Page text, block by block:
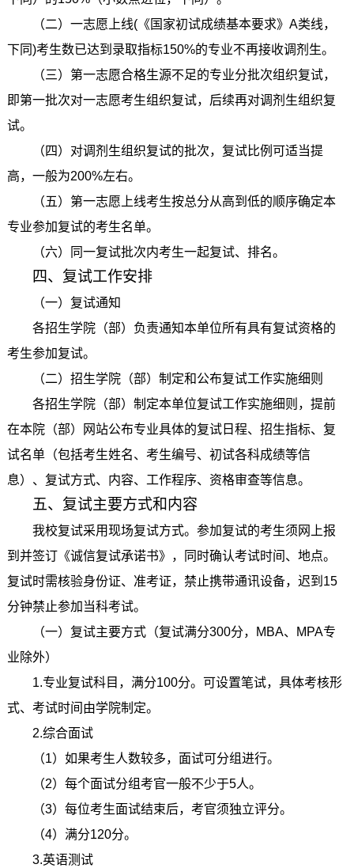
（二）一志愿上线(《国家初试成绩基本要求》A类线，
下同)考生数已达到录取指标150%的专业不再接收调剂生。
（三）第一志愿合格生源不足的专业分批次组织复试，
即第一批次对一志愿考生组织复试，后续再对调剂生组织复
试。
（四）对调剂生组织复试的批次，复试比例可适当提
高，一般为200%左右。
（五）第一志愿上线考生按总分从高到低的顺序确定本
专业参加复试的考生名单。
（六）同一复试批次内考生一起复试、排名。
四、复试工作安排
（一）复试通知
各招生学院（部）负责通知本单位所有具有复试资格的
考生参加复试。
（二）招生学院（部）制定和公布复试工作实施细则
各招生学院（部）制定本单位复试工作实施细则，提前
在本院（部）网站公布专业具体的复试日程、招生指标、复
试名单（包括考生姓名、考生编号、初试各科成绩等信
息）、复试方式、内容、工作程序、资格审查等信息。
五、复试主要方式和内容
我校复试采用现场复试方式。参加复试的考生须网上报
到并签订《诚信复试承诺书》，同时确认考试时间、地点。
复试时需核验身份证、准考证，禁止携带通讯设备，迟到15
分钟禁止参加当科考试。
（一）复试主要方式（复试满分300分，MBA、MPA专
业除外）
1.专业复试科目，满分100分。可设置笔试，具体考核形
式、考试时间由学院制定。
2.综合面试
（1）如果考生人数较多，面试可分组进行。
（2）每个面试分组考官一般不少于5人。
（3）每位考生面试结束后，考官须独立评分。
（4）满分120分。
3.英语测试